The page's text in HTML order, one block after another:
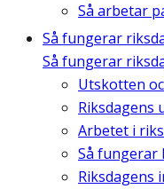
Så arbetar
Så fungerar
Så fungerar
Utskotten
Riksdagens
Arbetet i
Så fungerar
Riksdagens